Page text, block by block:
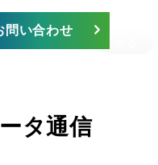
問い合わせ
タ通信